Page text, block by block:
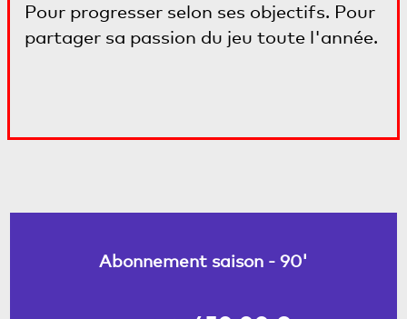
Pour progresser selon ses objectifs. Pour
partager sa passion du jeu toute l'année.
Abonnement saison - 90'